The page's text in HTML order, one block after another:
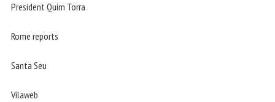
President Quim Torra
Rome reports
Santa Seu
Vilaweb